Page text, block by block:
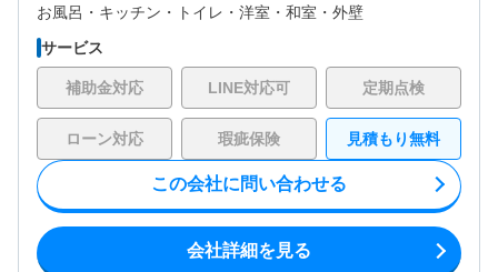
お風呂・ キッチン・ トイレ・ 洋室・ 和室・ 外壁
サービス
補助金対応 LINE対応可 定期点検
ローン対応 瑕疵保険 見積もり無料
この会社に問い合わせる
会社詳細を見る